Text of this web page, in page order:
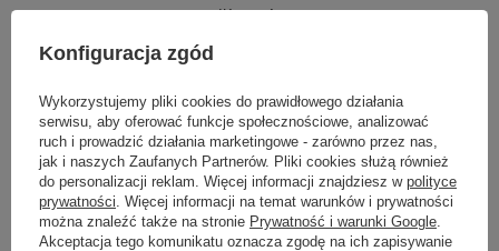
IK 4
Klasa Energetyczna
Potrzebujesz pomocy? Masz pytania?
Zadaj pytanie a my odpowiemy niezwłocznie,
najciekawsze pytania i odpowiedzi publikując
dla innych.
Zadaj pytanie
Konfiguracja zgód
Wykorzystujemy pliki cookies do prawidłowego działania
serwisu, aby oferować funkcje społecznościowe, analizować
ruch i prowadzić działania marketingowe - zarówno przez nas,
jak i naszych Zaufanych Partnerów. Pliki cookies służą również
do personalizacji reklam. Więcej informacji znajdziesz w polityce
prywatności . Więcej informacji na temat warunków i prywatności
można znaleźć także na stronie Prywatność i warunki Google
Akceptacja tego komunikatu oznacza zgodę na ich zapisywanie